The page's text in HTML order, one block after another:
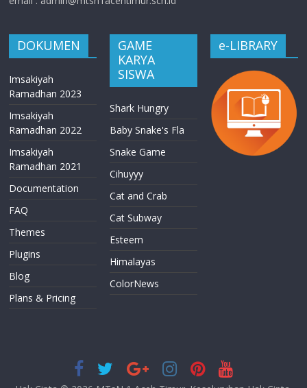
DOKUMEN
Imsakiyah
Ramadhan 2023
Imsakiyah
Ramadhan 2022
Imsakiyah
Ramadhan 2021
Documentation
FAQ
Themes
Plugins
Blog
Plans & Pricing
GAME
KARYA
SISWA
Shark Hungry
Baby Snake's Fla
Snake Game
Cihuyyy
Cat and Crab
Cat Subway
Esteem
Himalayas
ColorNews
e-LIBRARY